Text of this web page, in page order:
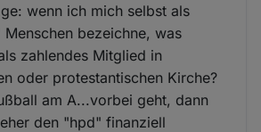
wenn ich mich selbst als
bezeichne, was
zahlendes Mitglied in
oder protestantischen Kirche?
am A...vorbei geht, dann
den "hpd" finanziell